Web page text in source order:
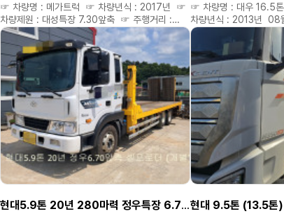
☞ 차량명 : 메가트럭 ☞ 차량년식 : 2017년 ☞
차량제원 : 대성특장 7.30앞축 ☞ 주행거리 :
12만키로 ☞ 옵션 : 현대17년 280마력 12만키로
대성특장 7.30앞축 축간거리5.50 셀프로더^^ ☞
차량가격 : 6800만 ◈ 구입자금(운영자금)
저금리캐피탈 할부도 가능합니다 ◈ 연락주시면
성심.성의것 상담해드립니다 ◈ 필요한차량
용도예맞는차량 저렴하게 구해드립니다. ◈
미처올리지 못한차량도 여러대있으니 연락주세요.
◈ 신뢰와 진실.정직으로 최선을 다하겠습니다 **
위탁차량은 소정의 소개비 별도 있습니다 ** ▷▶
경신중고특장차 대표 공공식 ▷▶ 홈페이지 :
kmiro2.kr ▷▶ 네이버 블로그 :
8949.kmiro2.kr ▷▶ 다 음 블로그 :
4989.kmiro2.kr ☎ 연락처 : 010 6470
8949 ☎ ( 차량가격 확인은 홈페이지에서만
가능합니다. )
☞ 차량명 : 대우 16.5
차량년식 : 2013년 08
8메타 ☞ 주행거리 :
대우16.5톤 13년 440
재작 적 8메타 셀프로
6800만 ◈ 구입자금(운
할부도 가능합니다 ◈
상담해드립니다 ◈ 필
저렴하게 구해드립니
못한차량도 여러대있으
진실.정직으로 최선을 다
위탁차량은 소정의 소
경신중고특장차 대표
kmiro2.kr ▷▶ 네이버 블로그 :
8949.kmiro2.kr ▷▶ 다 음 블로
4989.kmiro2.kr ☎
8949 ☎ ( 차량가격 확
가능합니다. )
현대5.9톤 20년 280마력 정우특장 6.70앞축 셀프로더 ^^